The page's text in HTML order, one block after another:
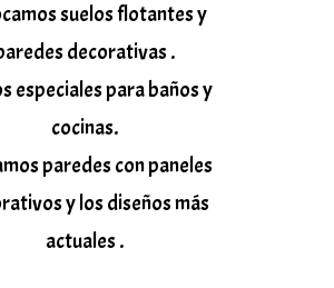
suelos flotantes y
decorativas .
especiales para baños y
cocinas.
paredes con paneles
y los diseños más
actuales .